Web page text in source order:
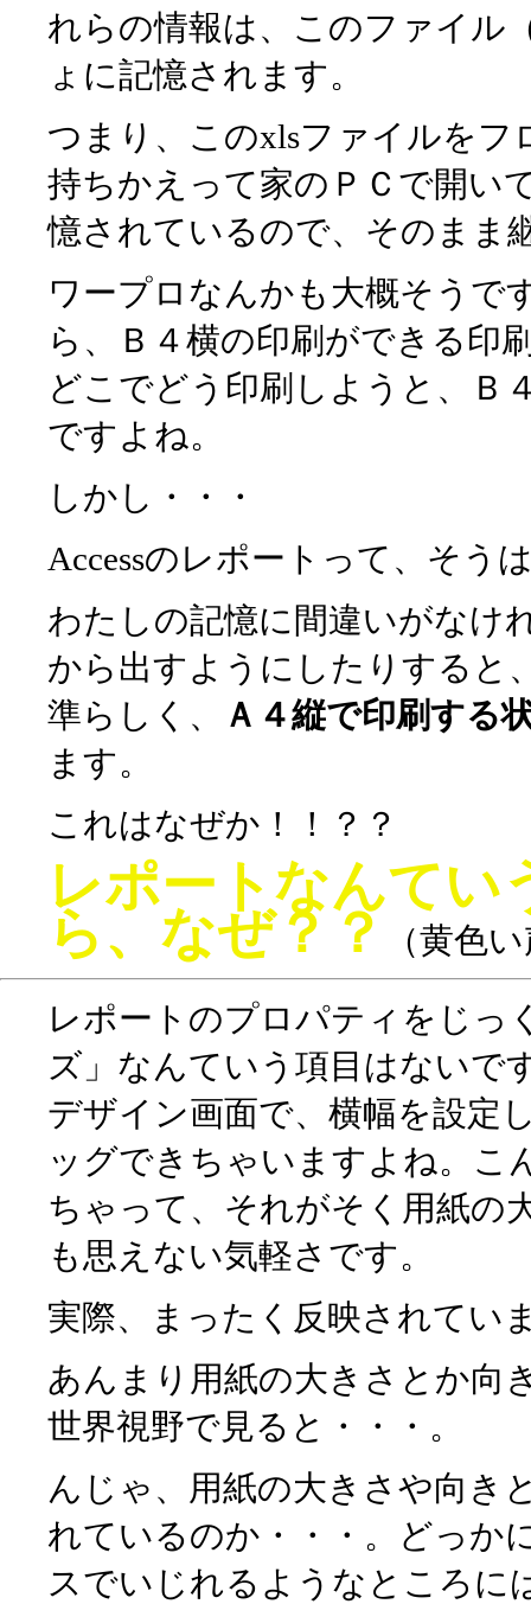
れらの情報は、このファイル
ょに記憶されます。
つまり、このxlsファイルを
持ちかえって家のＰＣで開い
憶されているので、そのまま
ワープロなんかも大概そうで
ら、Ｂ４横の印刷ができる印
どこでどう印刷しようと、Ｂ
ですよね。
しかし・・・
Accessのレポートって、そう
わたしの記憶に間違いがなけ
から出すようにしたりすると
準らしく、
Ａ４縦で印刷する
ます。
これはなぜか！！？？
レポートなんてい
ら、なぜ？？ （黄色
レポートのプロパティをじっ
ズ」なんていう項目はないで
デザイン画面で、横幅を設定
ッグできちゃいますよね。こ
ちゃって、それがそく用紙の
も思えない気軽さです。
実際、まったく反映されてい
あんまり用紙の大きさとか向
世界視野で見ると・・・。
んじゃ、用紙の大きさや向き
れているのか・・・。どっか
スでいじれるようなところに